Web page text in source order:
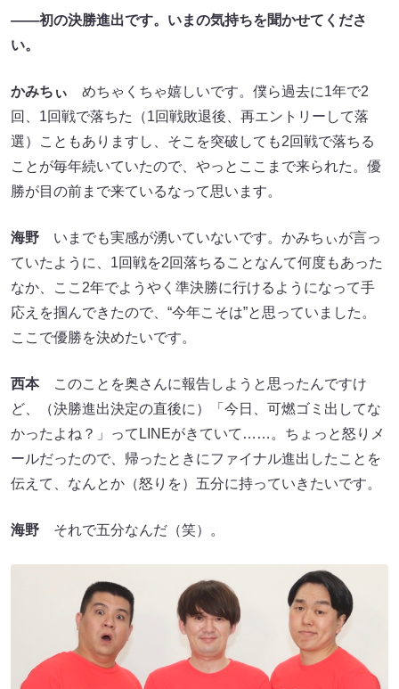
――初の決勝進出です。いまの気持ちを聞かせてくださ
い。
かみちぃ めちゃくちゃ嬉しいです。僕ら過去に1年で2
回、1回戦で落ちた（1回戦敗退後、再エントリーして落
選）こともありますし、そこを突破しても2回戦で落ちる
ことが毎年続いていたので、やっとここまで来られた。優
勝が目の前まで来ているなって思います。
海野 いまでも実感が湧いていないです。かみちぃが言っ
ていたように、1回戦を2回落ちることなんて何度もあった
なか、ここ2年でようやく準決勝に行けるようになって手
応えを掴んできたので、“今年こそは”と思っていました。
ここで優勝を決めたいです。
西本このことを奥さんに報告しようと思ったんですけ
ど、（決勝進出決定の直後に）「今日、可燃ゴミ出してな
かったよね？」ってLINEがきていて……。ちょっと怒りメ
ールだったので、帰ったときにファイナル進出したことを
伝えて、なんとか（怒りを）五分に持っていきたいです。
海野 それで五分なんだ（笑）。